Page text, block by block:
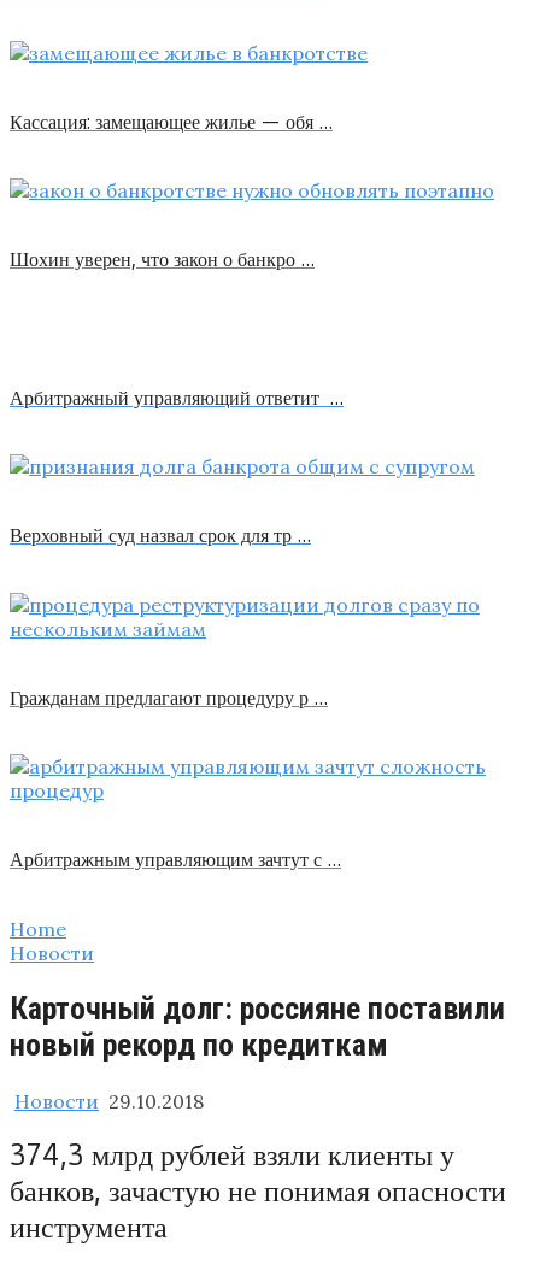
Кассация: замещающее жилье — обя …
Шохин уверен, что закон о банкро …
Арбитражный управляющий ответит …
Верховный суд назвал срок для тр …
Гражданам предлагают процедуру р …
Арбитражным управляющим зачтут с …
Home
Новости
Карточный долг: россияне поставили
новый рекорд по кредиткам
Новости 29.10.2018
374,3 млрд рублей взяли клиенты у
банков, зачастую не понимая опасности
инструмента